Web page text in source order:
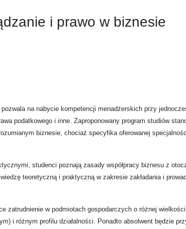
i prawo w biznesie
pozwala na nabycie kompetencji menadżerskich przy
podatkowego i inne. Zaproponowany program studiów
biznesie, chociaż specyfika oferowanej
studenci poznają zasady współpracy biznesu z
teoretyczną i praktyczną w zakresie zakładania i
zatrudnienie w podmiotach gospodarczych o różnej
i różnym profilu działalności. Ponadto absolwent będzie